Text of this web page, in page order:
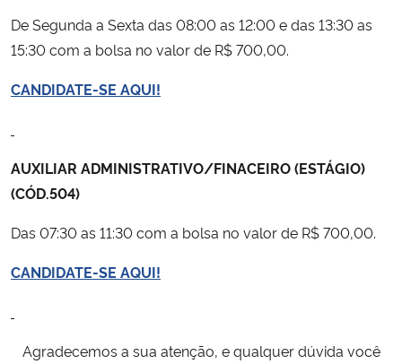
Controladoria-Geral da União
Ministério da Mulher, da Família e dos Direitos Humanos
Secretaria de Governo
Gabinete de Segurança Institucional
De Segunda a Sexta das 08:00 as 12:00 e das 13:30 as
15:30 com a bolsa no valor de R$ 700,00.
CANDIDATE-SE AQUI!
AUXILIAR ADMINISTRATIVO/FINACEIRO (ESTÁGIO)
(CÓD.504)
Das 07:30 as 11:30 com a bolsa no valor de R$ 700,00.
CANDIDATE-SE AQUI!
Agradecemos a sua atenção, e qualquer dúvida você